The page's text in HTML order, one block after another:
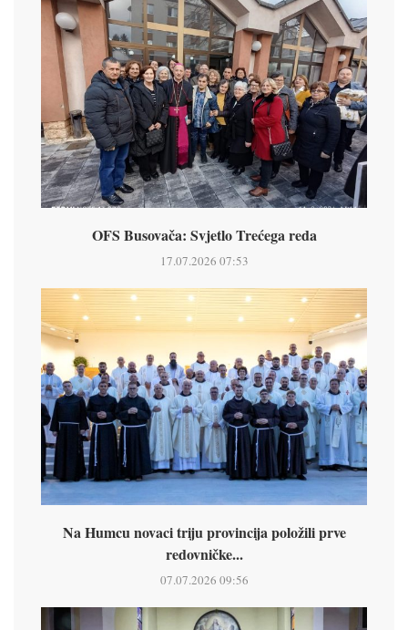
OFS Busovača: Svjetlo Trećega reda
17.07.2026 07:53
Na Humcu novaci triju provincija položili prve
redovničke...
07.07.2026 09:56